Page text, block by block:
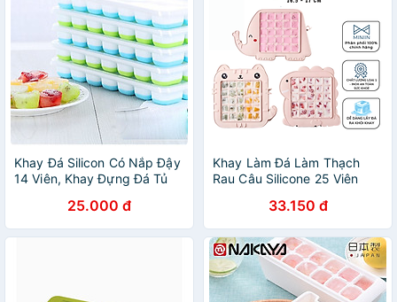
Khay Đá Silicon Có Nắp Đậy
14 Viên, Khay Đựng Đá Tủ
Bảo Quản Chống Mùi Tuyệt
Đối- Hàng Loại 1
25.000 đ
Khay Làm Đá Làm Thạch
Rau Câu Silicone 25 Viên
Siêu Cute Đồ Dùng Nhà Bếp
- Hàng Chính Hãng MINIIN
33.150 đ